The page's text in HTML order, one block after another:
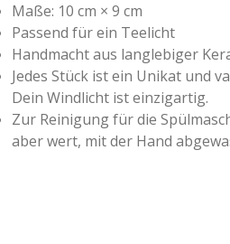
Maße: 10 cm × 9 cm
Passend für ein Teelicht
Handmacht aus langlebiger
Jedes Stück ist ein Unikat und
Dein Windlicht ist einzigartig.
Zur Reinigung für die
aber wert, mit der Hand